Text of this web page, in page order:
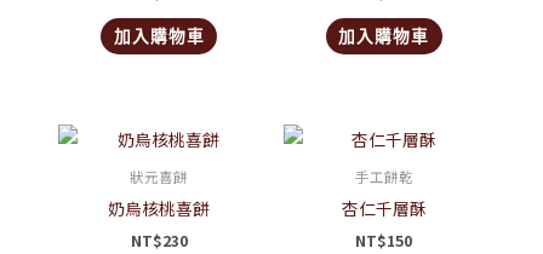
加入購物車 加入購物車
狀元喜餅
奶烏核桃喜餅
NT$230
手工餅乾
杏仁千層酥
NT$150